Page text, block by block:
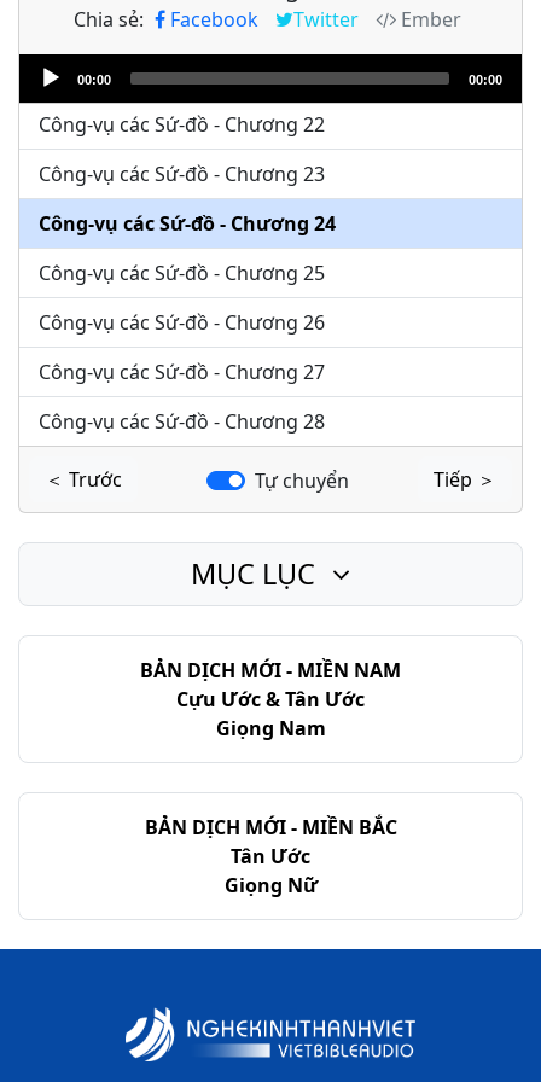
Chia sẻ: Facebook Twitter
Ember
Audio
Player
00:00 00:00
Công-vụ các Sứ-đồ - Chương 20
Công-vụ các Sứ-đồ - Chương 21
Công-vụ các Sứ-đồ - Chương 22
Công-vụ các Sứ-đồ - Chương 23
Công-vụ các Sứ-đồ - Chương 24
Công-vụ các Sứ-đồ - Chương 25
Công-vụ các Sứ-đồ - Chương 26
Công-vụ các Sứ-đồ - Chương 27
Công-vụ các Sứ-đồ - Chương 28
＜ Trước Tự chuyển Tiếp ＞
BẢN DỊCH MỚI - MIỀN NAM
Cựu Ước & Tân Ước
Giọng Nam
BẢN DỊCH MỚI - MIỀN BẮC
Tân Ước
Giọng Nữ
MỤC LỤC